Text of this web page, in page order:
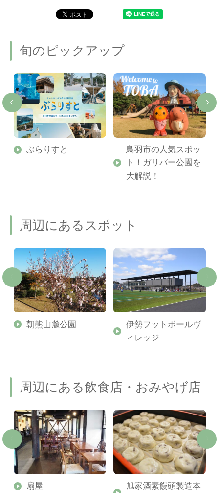
旬のピックアップ
ぶらりすと
鳥羽市の人気スポッ
ト！ガリバー公園を
大解説！
周辺にあるスポット
朝熊山麓公園
伊勢フットボールヴ
ィレッジ
周辺にある飲食店・おみやげ店
扇屋
旭家酒素饅頭製造本